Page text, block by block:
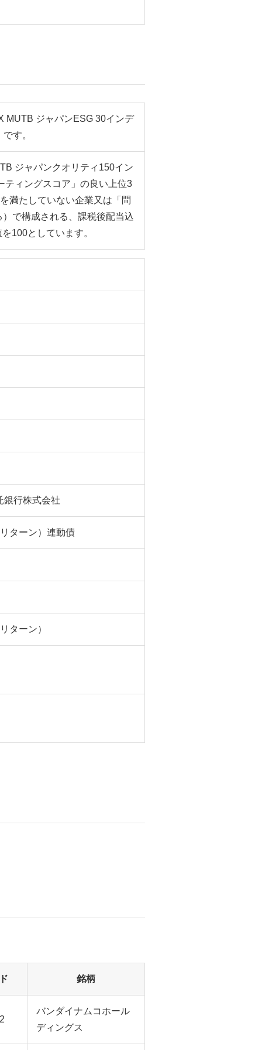
MUTB ジャパンESG 30インデ
す。
ジャパンクオリティ150イン
ティングスコア」の良い上位3
満たしていない企業又は「問
で構成される、課税後配当込
100としています。
銀行株式会社
ターン）連動債
ターン）
銘柄
バンダイナムコホール
ディングス